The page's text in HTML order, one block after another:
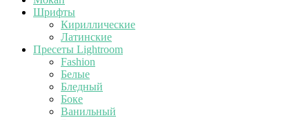
Шрифты
Кириллические
Латинские
Пресеты Lightroom
Fashion
Белые
Бледный
Боке
Ванильный